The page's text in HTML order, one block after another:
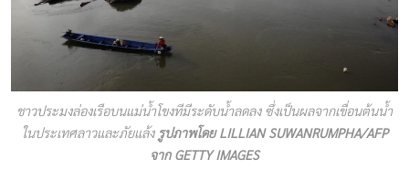
ชาวประมงล่องเรือบนแม่น้ำโขงทีมีระดับน้ำลดลง ซึ่งเป็นผลจากเขื่อนต้นน้ำ
ในประเทศลาวและภัยแล้ง รูปภาพโดย LILLIAN SUWANRUMPHA/AFP
จาก GETTY IMAGES